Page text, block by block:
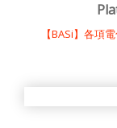
【BASi】各項